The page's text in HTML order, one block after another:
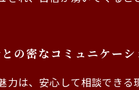
の密なコミュニケーシ
力は、安心して相談でき